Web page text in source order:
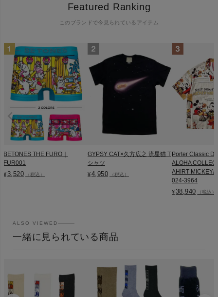
Featured Ranking
このブランドで今見られているアイテム
BETONES THE FURO｜
FUR001
¥ 3,520 （税込）
GYPSY CAT×久方広之 流星猫 T
シャツ
¥4,950 （税込）
Porter Classic
ALOHA
AHIRT MICKEY/
024-3964
¥ 38,940 （税込）
ALSO VIEWED
一緒に見られている商品